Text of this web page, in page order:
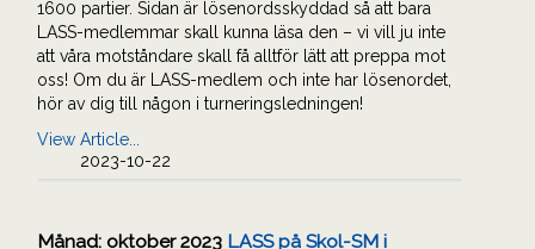
1600 partier. Sidan är lösenordsskyddad så att bara
LASS-medlemmar skall kunna läsa den – vi vill ju inte
att våra motståndare skall få alltför lätt att preppa mot
oss! Om du är LASS-medlem och inte har lösenordet,
hör av dig till någon i turneringsledningen!
View Article...
2023-10-22
Månad: oktober 2023 LASS på Skol-SM i